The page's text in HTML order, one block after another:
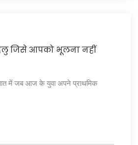
जिसे आपको भूलना नहीं
में जब आज के युवा अपने प्राथमिक